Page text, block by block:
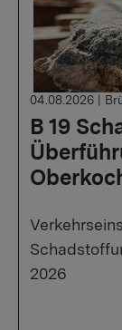
B 19
04.08.2026 |
2026